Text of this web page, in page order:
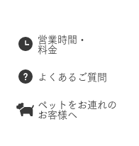
営業時間・
料金
よくあるご質問
ペットをお連れの
お客様へ